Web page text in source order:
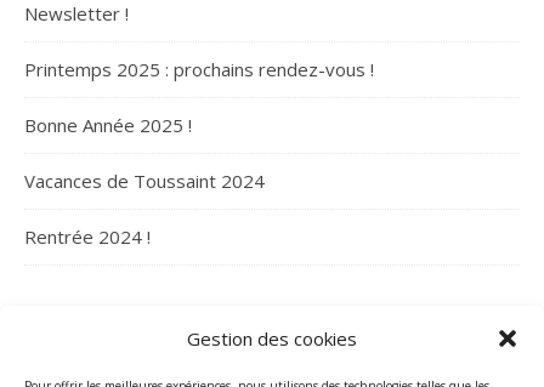
Gestion des cookies
Newsletter !
Printemps 2025 : prochains rendez-vous !
Bonne Année 2025 !
Vacances de Toussaint 2024
Rentrée 2024 !
ARCHIVES
Archives